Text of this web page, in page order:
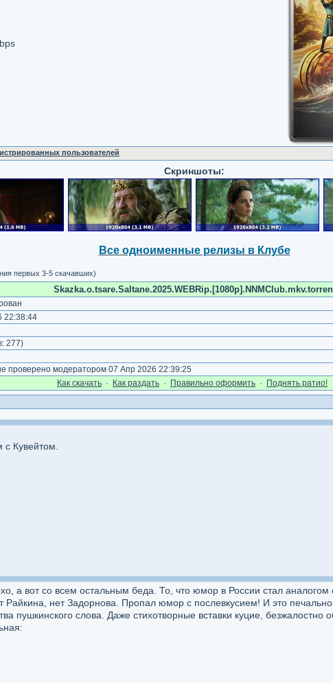
пользователей
Скриншоты:
Все одноименные релизы в Клубе
первых 3-5 скачавших)
22:38:44
277)
проверено модератором 07 Апр 2026 22:39:25
Как cкачать · Как раздать · Правильно оформить · Поднять ратио!
Кувейтом.
а вот со всем остальным беда. То, что юмор в России стал аналогом
Райкина, нет Задорнова. Пропал юмор с послевкусием! И это
пушкинского слова. Даже стихотворные вставки куцие, безжалостно